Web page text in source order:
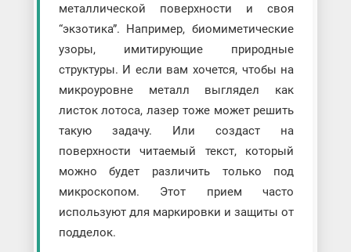
металлической поверхности и своя
“экзотика”. Например, биомиметические
узоры, имитирующие природные
структуры. И если вам хочется, чтобы на
микроуровне металл выглядел как
листок лотоса, лазер тоже может решить
такую задачу. Или создаст на
поверхности читаемый текст, который
можно будет различить только под
микроскопом. Этот прием часто
используют для маркировки и защиты от
подделок.